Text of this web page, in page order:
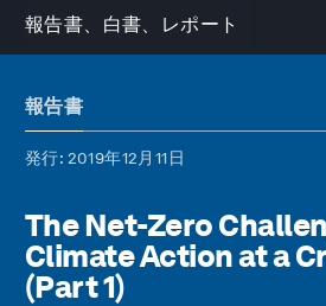
報告書、白書、レポート
報告書
発行: 2019年12月11日
The Net-Zero
Climate Action at a
(Part 1)